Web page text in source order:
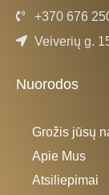
+370 676
Veiverių g.
Nuorodos
Grožis jūsų
Apie Mus
Atsiliepimai